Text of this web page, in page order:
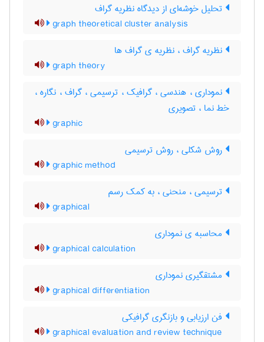
تحلیل خوشه‌ای از دیدگاه نظریه گراف
graph theoretical cluster analysis
نظریه گراف ، نظریه ی گراف ها
graph theory
نموداری ، هندسی ، گرافیک ، ترسیمی ، گراف ، نگاره ،
خط نما ، تصویری
graphic
روش شکلی ، روش ترسیمی
graphic method
ترسیمی ، منحنی ، به کمک رسم
graphical
محاسبه ی نموداری
graphical calculation
مشتقگیری نموداری
graphical differentiation
فن ارزیابی و بازنگری گرافیکی
graphical evaluation and review technique